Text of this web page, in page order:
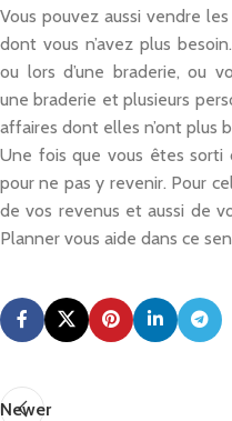
Vous pouvez aussi vendre
dont vous n’avez plus
ou lors d’une braderie, ou
une braderie et plusieurs
affaires dont elles n’ont plus
Une fois que vous êtes
pour ne pas y revenir. Pour
de vos revenus et aussi de
Planner vous aide dans ce
Newer